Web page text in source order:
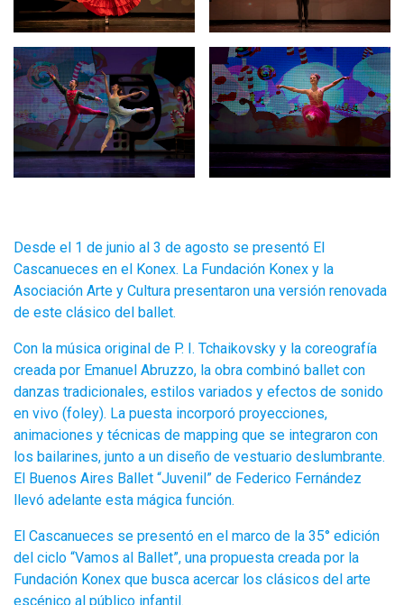
Desde el 1 de junio al 3 de agosto se presentó El
Cascanueces en el Konex. La Fundación Konex y la
Asociación Arte y Cultura presentaron una versión renovada
de este clásico del ballet.
Con la música original de P. I. Tchaikovsky y la coreografía
creada por Emanuel Abruzzo, la obra combinó ballet con
danzas tradicionales, estilos variados y efectos de sonido
en vivo (foley). La puesta incorporó proyecciones,
animaciones y técnicas de mapping que se integraron con
los bailarines, junto a un diseño de vestuario deslumbrante.
El Buenos Aires Ballet “Juvenil” de Federico Fernández
llevó adelante esta mágica función.
El Cascanueces se presentó en el marco de la 35° edición
del ciclo “Vamos al Ballet”, una propuesta creada por la
Fundación Konex que busca acercar los clásicos del arte
escénico al público infantil.